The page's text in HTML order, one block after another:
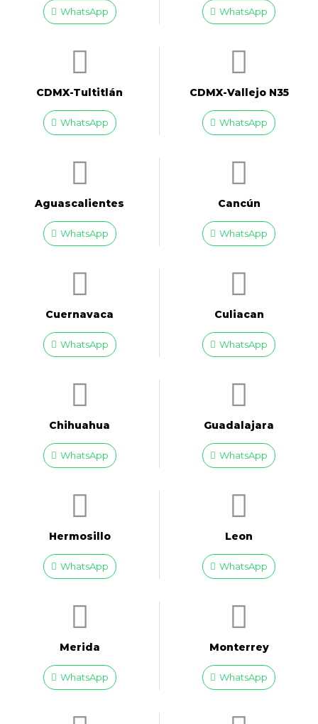
WhatsApp WhatsApp
CDMX-Tultitlán
WhatsApp
CDMX-Vallejo N35
WhatsApp
Aguascalientes
WhatsApp
Cancún
WhatsApp
Cuernavaca
WhatsApp
Culiacan
WhatsApp
Chihuahua
WhatsApp
Guadalajara
WhatsApp
Hermosillo
WhatsApp
Leon
WhatsApp
Merida
WhatsApp
Monterrey
WhatsApp